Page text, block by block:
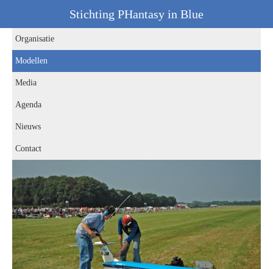
Stichting PHantasy in Blue
Organisatie
Modellen
Media
Agenda
Nieuws
Contact